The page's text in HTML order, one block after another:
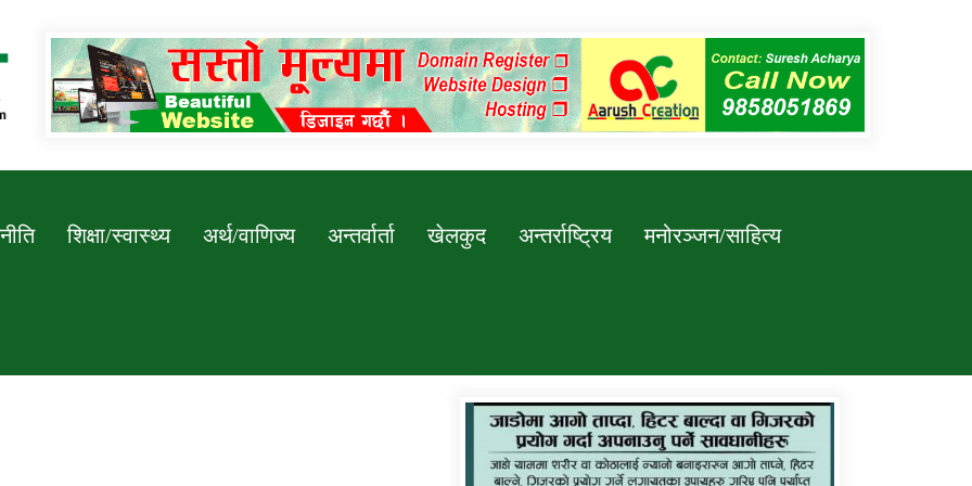
Newssarokar
शिक्षा/स्वास्थ्य अर्थ/वाणिज्य अन्तर्वार्ता खेलकुद अन्तर्राष्ट्रिय मनोरञ्जन/साहित्य
कर्णाली प्रविधि शिक्षालय जुम्लाको सुचना